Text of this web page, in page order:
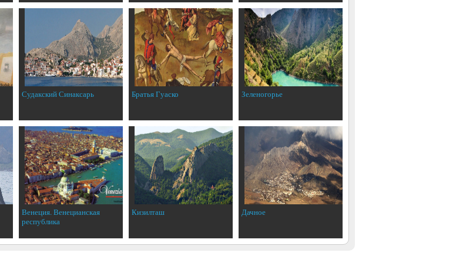
Судакский Синаксарь Братья Гуаско Зеленогорье
Венеция. Венецианская
республика
Кизилташ Дачное